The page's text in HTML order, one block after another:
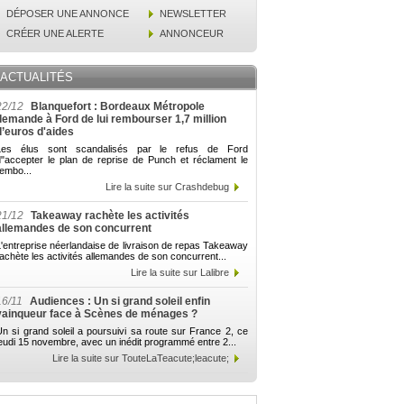
DÉPOSER UNE ANNONCE
NEWSLETTER
CRÉER UNE ALERTE
ANNONCEUR
ACTUALITÉS
12
Blanquefort : Bordeaux Métropole
à Ford de lui rembourser 1,7 million
d'aides
élus sont scandalisés par le refus de Ford
le plan de reprise de Punch et réclament le
Lire la suite sur Crashdebug
12 Takeaway rachète les activités
de son concurrent
néerlandaise de livraison de repas Takeaway
les activités allemandes de son concurrent...
Lire la suite sur Lalibre
11
Audiences : Un si grand soleil enfin
face à Scènes de ménages ?
si grand soleil a poursuivi sa route sur France 2, ce
15 novembre, avec un inédit programmé entre 2...
Lire la suite sur TouteLaTeacute;leacute;